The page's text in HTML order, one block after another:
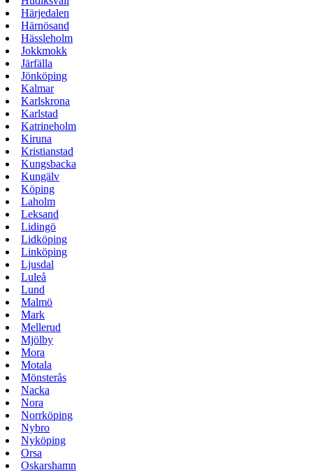
Härjedalen
Härnösand
Hässleholm
Jokkmokk
Järfälla
Jönköping
Kalmar
Karlskrona
Karlstad
Katrineholm
Kiruna
Kristianstad
Kungsbacka
Kungälv
Köping
Laholm
Leksand
Lidingö
Lidköping
Linköping
Ljusdal
Luleå
Lund
Malmö
Mark
Mellerud
Mjölby
Mora
Motala
Mönsterås
Nacka
Nora
Norrköping
Nybro
Nyköping
Orsa
Oskarshamn